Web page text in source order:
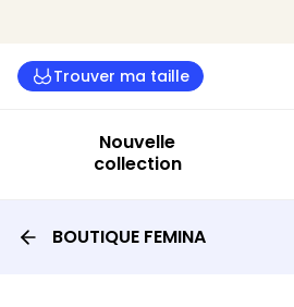
Trouver ma taille
Nouvelle
collection
BOUTIQUE FEMINA